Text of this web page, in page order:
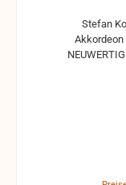
Akkordeon und
NEUWERTIG -